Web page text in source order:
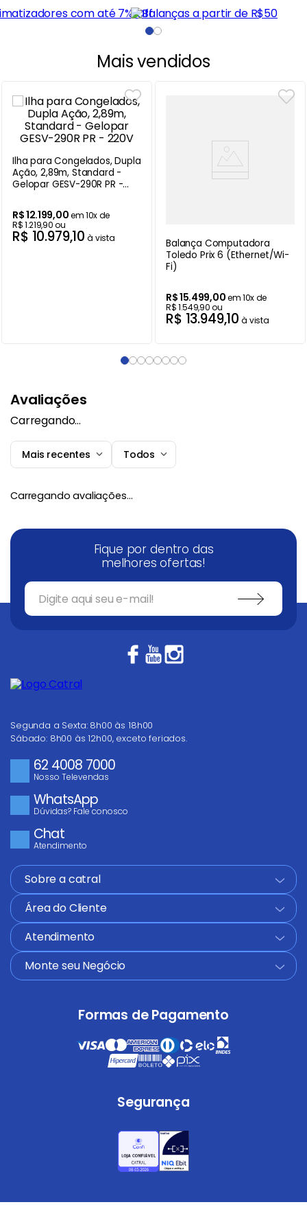
Mais vendidos
Ilha para Congelados, Dupla
Ação, 2,89m, Standard -
Gelopar GESV-290R PR -
R$12.199,00em10x de
R$1.219,90ou
R$ 10.979,10 à vista
Balança Computadora
Toledo Prix 6 (Ethernet/Wi-
Fi)
R$15.499,00em10x de
R$1.549,90ou
R$ 13.949,10 à vista
Avaliações
Carregando…
Mais recentes Todos
Carregando avaliações…
Fique por dentro das
melhores ofertas!
Segunda a Sexta: 8h00 às 18h00
Sábado: 8h00 às 12h00, exceto feriados.
62 4008 7000
Nosso Televendas
WhatsApp
Dúvidas? Fale conosco
Chat
Atendimento
Sobre a catral
+
Área do Cliente
+
Atendimento
+
Monte seu Negócio
+
Formas de Pagamento
Segurança